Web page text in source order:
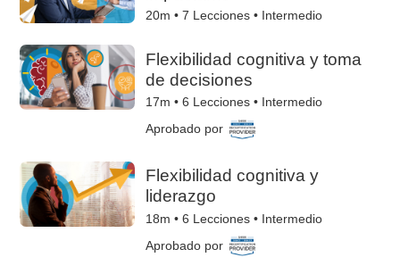
20m •7 Lecciones • Intermedio
Flexibilidad cognitiva y toma
de decisiones
17m •6 Lecciones • Intermedio
Aprobado por
Flexibilidad cognitiva y
liderazgo
18m •6 Lecciones • Intermedio
Aprobado por